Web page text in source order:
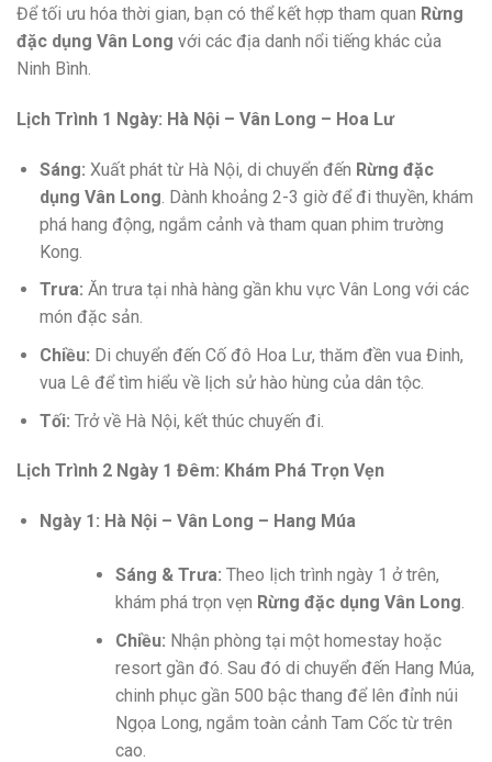
Để tối ưu hóa thời gian, bạn có thể kết hợp tham quan Rừng
đặc dụng Vân Long với các địa danh nổi tiếng khác của
Ninh Bình.
Lịch Trình 1 Ngày: Hà Nội – Vân Long – Hoa Lư
Sáng: Xuất phát từ Hà Nội, di chuyển đến Rừng đặc
dụng Vân Long . Dành khoảng 2-3 giờ để đi thuyền, khám
phá hang động, ngắm cảnh và tham quan phim trường
Kong.
Trưa: Ăn trưa tại nhà hàng gần khu vực Vân Long với các
món đặc sản.
Chiều: Di chuyển đến Cố đô Hoa Lư, thăm đền vua Đinh,
vua Lê để tìm hiểu về lịch sử hào hùng của dân tộc.
Tối: Trở về Hà Nội, kết thúc chuyến đi.
Lịch Trình 2 Ngày 1 Đêm: Khám Phá Trọn Vẹn
Ngày 1: Hà Nội – Vân Long – Hang Múa
Sáng & Trưa: Theo lịch trình ngày 1 ở trên,
khám phá trọn vẹn Rừng đặc dụng Vân Long.
Chiều: Nhận phòng tại một homestay hoặc
resort gần đó. Sau đó di chuyển đến Hang Múa,
chinh phục gần 500 bậc thang để lên đỉnh núi
Ngọa Long, ngắm toàn cảnh Tam Cốc từ trên
cao.